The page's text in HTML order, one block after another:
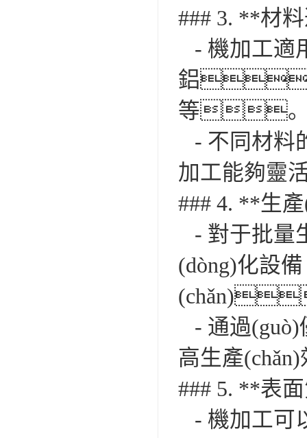
### 3. **材
- 機加工
鋁
等
- 不同材料
加工能夠靈
### 4. **生
- 對于批量
(dòng)化設
- 通過
高生產
### 5. **表
- 機加工可